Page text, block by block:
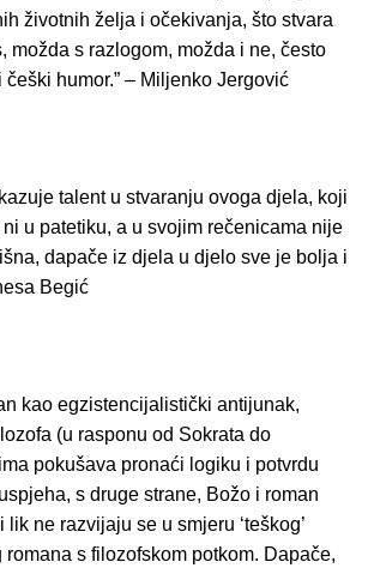
životnih želja i očekivanja, što stvara
možda s razlogom, možda i ne, često
humor.” – Miljenko Jergović
talent u stvaranju ovoga djela, koji
u patetiku, a u svojim rečenicama nije
dapače iz djela u djelo sve je bolja i
Begić
kao egzistencijalistički antijunak,
(u rasponu od Sokrata do
pokušava pronaći logiku i potvrdu
s druge strane, Božo i roman
ne razvijaju se u smjeru ‘teškog’
s filozofskom potkom. Dapače,